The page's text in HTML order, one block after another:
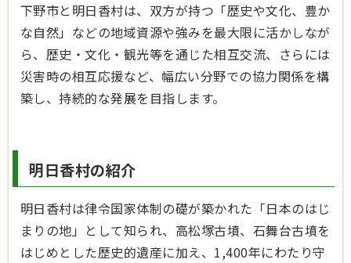
下野市と明日香村は、双方が持つ「歴史や文化、豊か
な自然」などの地域資源や強みを最大限に活かしなが
ら、歴史・文化・観光等を通じた相互交流、さらには
災害時の相互応援など、幅広い分野での協力関係を構
築し、持続的な発展を目指します。
明日香村の紹介
明日香村は律令国家体制の礎が築かれた「日本のはじ
まりの地」として知られ、高松塚古墳、石舞台古墳を
はじめとした歴史的遺産に加え、1,400年にわたり守